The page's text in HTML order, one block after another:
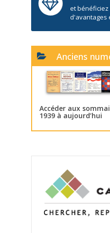
et
d'avantages
Anciens
Accéder aux
1939 à aujourd’hui